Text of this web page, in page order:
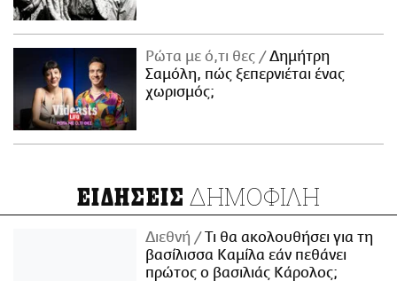
Ρώτα με ό,τι θες
Δημήτρη
Σαμόλη, πώς ξεπερνιέται ένας
χωρισμός;
ΕΙΔΗΣΕΙΣ ΔΗΜΟΦΙΛΗ
Διεθνή
Τι θα ακολουθήσει για τη
βασίλισσα Καμίλα εάν πεθάνει
πρώτος ο βασιλιάς Κάρολος;